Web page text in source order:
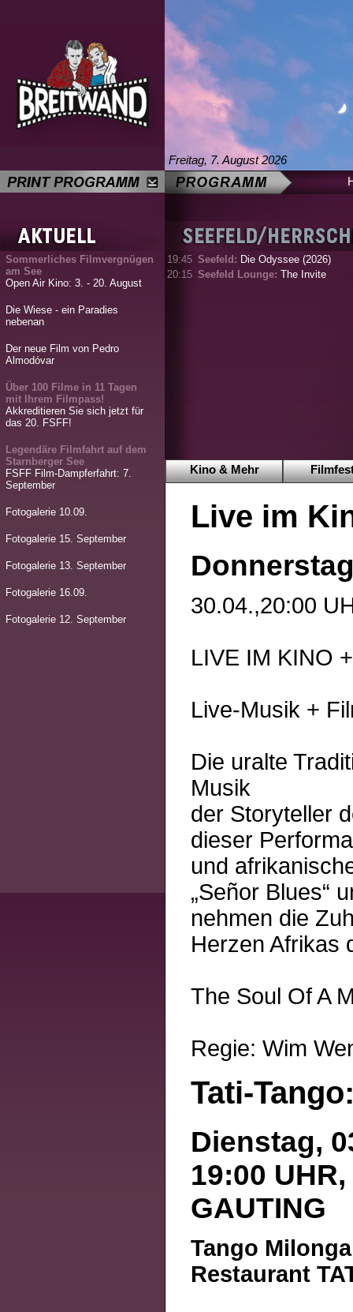
Freitag, 7. August 2026
Sommerliches Filmvergnügen
am See
Open Air Kino: 3. - 20. August
Die Wiese - ein Paradies
nebenan
Der neue Film von Pedro
Almodóvar
Über 100 Filme in 11 Tagen
mit Ihrem Filmpass!
Akkreditieren Sie sich jetzt für
das 20. FSFF!
Legendäre Filmfahrt auf dem
Starnberger See
FSFF Film-Dampferfahrt: 7.
September
Fotogalerie 10.09.
Fotogalerie 15. September
Fotogalerie 13. September
Fotogalerie 16.09.
Fotogalerie 12. September
19:45 Seefeld: Die Odyssee (2026)
20:15 Seefeld Lounge: The Invite
Kino & Mehr
Live im
30.04.,20:00
LIVE IM KINO
Live-Musik +
Die uralte
Musik
der Storyteller
dieser
und
„Señor Blues“
nehmen die
Herzen Afrikas
The Soul Of A
Regie: Wim
Tati-
Dienstag,
19:00 UHR,
GAUTING
Tango
Restaurant